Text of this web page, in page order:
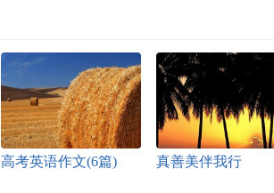
高考英语作文(6篇) 真善美伴我行